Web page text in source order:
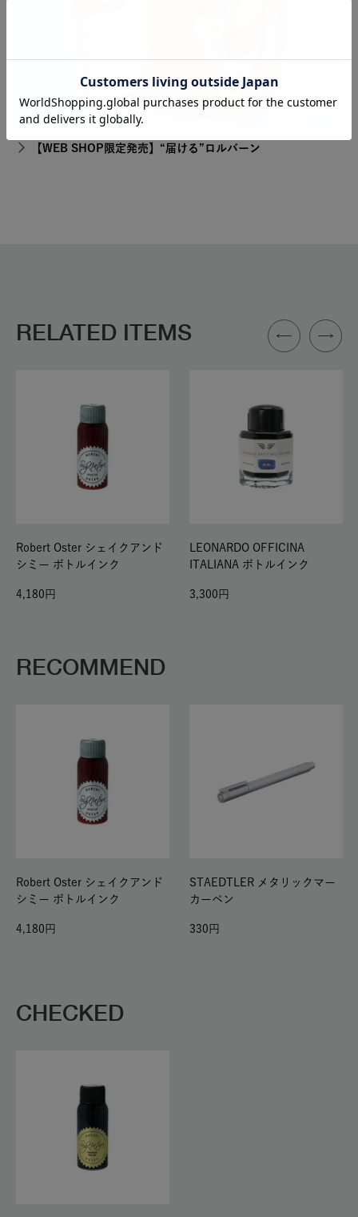
【WEB SHOP限定発売】“届ける”ロルバーン
RELATED ITEMS
Robert Oster シェイクアンド
シミー ボトルインク
4,180
LEONARDO OFFICINA
ITALIANA ボトルインク
3,300
RECOMMEND
Robert Oster シェイクアンド
シミー ボトルインク
4,180
STAEDTLER メタリックマー
カーペン
330
CHECKED